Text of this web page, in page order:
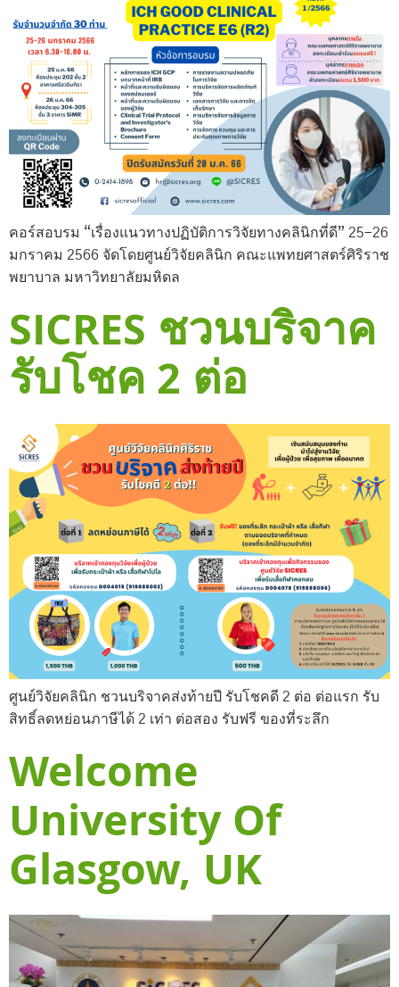
คอร์สอบรม “เรื่องแนวทางปฏิบัติการวิจัยทางคลินิกที่ดี” 25-26
มกราคม 2566 จัดโดยศูนย์วิจัยคลินิก คณะแพทยศาสตร์ศิริราช
พยาบาล มหาวิทยาลัยมหิดล
SICRES ชวนบริจาค
รับโชค 2 ต่อ
ศูนย์วิจัยคลินิก ชวนบริจาคส่งท้ายปี รับโชคดี 2 ต่อ ต่อแรก รับ
สิทธิ์ลดหย่อนภาษีได้ 2 เท่า ต่อสอง รับฟรี ของที่ระลึก
Welcome
University Of
Glasgow, UK